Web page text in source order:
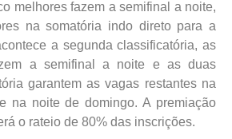
melhores fazem a semifinal a noite,
na somatória indo direto para a
a segunda classificatória, as
a semifinal a noite e as duas
garantem as vagas restantes na
na noite de domingo. A premiação
o rateio de 80% das inscrições.